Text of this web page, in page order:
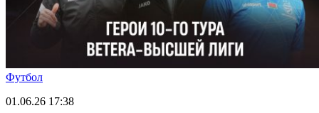
Футбол
01.06.26 17:38